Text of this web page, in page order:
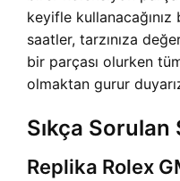
keyifle kullanacağınız
saatler, tarzınıza
bir parçası olurken
olmaktan gurur
Sıkça Sorulan
Replika Rolex